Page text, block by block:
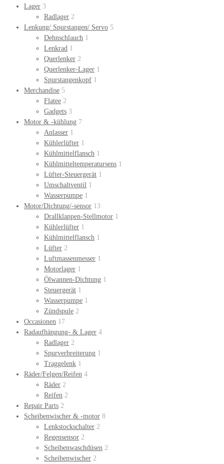
Lager 3
Radlager 2
Lenkung/ Spurstangen/ Servo 5
Dehnschlauch 1
Lenkrad 1
Querlenker 2
Querlenker-Lager 1
Spurstangenkopf 1
Merchandise 5
Flatee 2
Gadgets 3
Motor & -kühlung 7
Anlasser 1
Kühlerlüfter 1
Kühlmittelflansch 1
Kühlmitteltemperatursens 1
Lüfter-Steuergerät 1
Umschaltventil 1
Wasserpumpe 1
Motor/Dichtung/-sensor 13
Drallklappen-Stellmotor 1
Kühlerlüfter 1
Kühlmittelflansch 1
Lüfter 2
Luftmassenmesser 1
Motorlager 1
Ölwannen-Dichtung 1
Steuergerät 1
Wasserpumpe 1
Zündspule 2
Occasionen 17
Radaufhängung- & Lager 4
Radlager 2
Spurverbreiterung 1
Traggelenk 1
Räder/Felgen/Reifen 4
Räder 2
Reifen 2
Repair Parts 2
Scheibenwischer & -motor 8
Lenkstockschalter 2
Regensensor 2
Scheibenwaschdüsen 2
Scheibenwischer 2